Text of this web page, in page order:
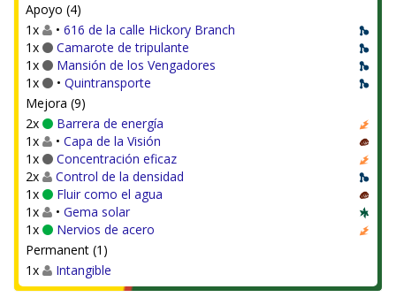
Apoyo (4)
1x
• 616 de la calle Hickory Branch
1x
Camarote de tripulante
1x
Mansión de los Vengadores
1x
• Quintransporte
Mejora (9)
2x
Barrera de energía
1x
• Capa de la Visión
1x
Concentración eficaz
2x
Control de la densidad
1x
Fluir como el agua
1x
• Gema solar
1x
Nervios de acero
Permanent (1)
1x
Intangible